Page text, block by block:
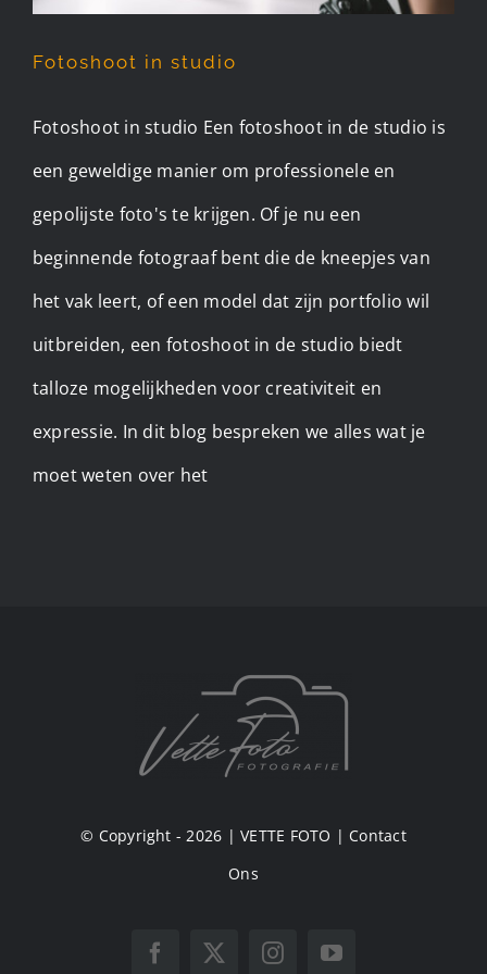
Fotoshoot in studio
Fotoshoot in studio Een fotoshoot in de studio is
een geweldige manier om professionele en
gepolijste foto's te krijgen. Of je nu een
beginnende fotograaf bent die de kneepjes van
het vak leert, of een model dat zijn portfolio wil
uitbreiden, een fotoshoot in de studio biedt
talloze mogelijkheden voor creativiteit en
expressie. In dit blog bespreken we alles wat je
moet weten over het
© Copyright - 2026 |VETTE FOTO | Contact
Ons